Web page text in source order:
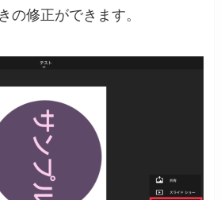
の修正ができます。